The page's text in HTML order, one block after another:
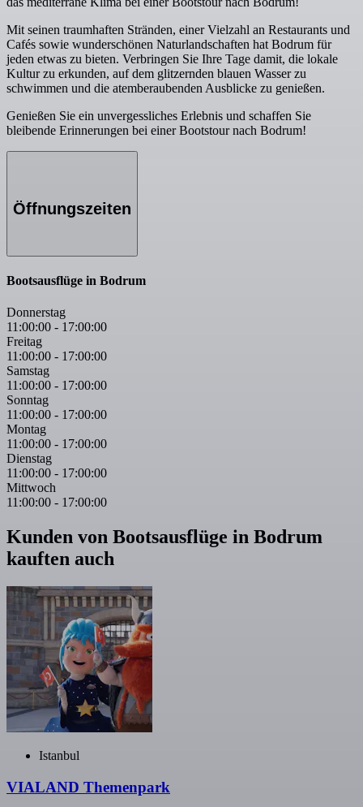
Mit seinen traumhaften Stränden, einer Vielzahl an Restaurants und
Cafés sowie wunderschönen Naturlandschaften hat Bodrum für
jeden etwas zu bieten. Verbringen Sie Ihre Tage damit, die lokale
Kultur zu erkunden, auf dem glitzernden blauen Wasser zu
schwimmen und die atemberaubenden Ausblicke zu genießen.
Genießen Sie ein unvergessliches Erlebnis und schaffen Sie
bleibende Erinnerungen bei einer Bootstour nach Bodrum!
Öffnungszeiten
Bootsausflüge in Bodrum
Donnerstag
11:00:00 - 17:00:00
Freitag
11:00:00 - 17:00:00
Samstag
11:00:00 - 17:00:00
Sonntag
11:00:00 - 17:00:00
Montag
11:00:00 - 17:00:00
Dienstag
11:00:00 - 17:00:00
Mittwoch
11:00:00 - 17:00:00
Kunden von Bootsausflüge in Bodrum
kauften auch
Istanbul
VIALAND Themenpark